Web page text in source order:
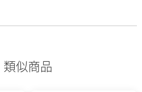
類似商品